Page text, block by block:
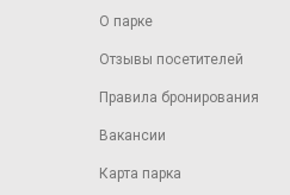
О парке
Отзывы посетителей
Правила бронирования
Вакансии
Карта парка